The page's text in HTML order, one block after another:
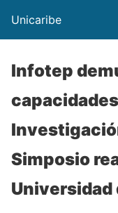
Unicaribe
Infotep
Simposio
Universidad